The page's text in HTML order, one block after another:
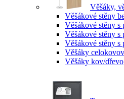
Věšáky,
Věšákové stěny
Věšákové stěny s
Věšákové stěny s
Věšákové stěny
Věšáky
Věšáky kov/dřevo